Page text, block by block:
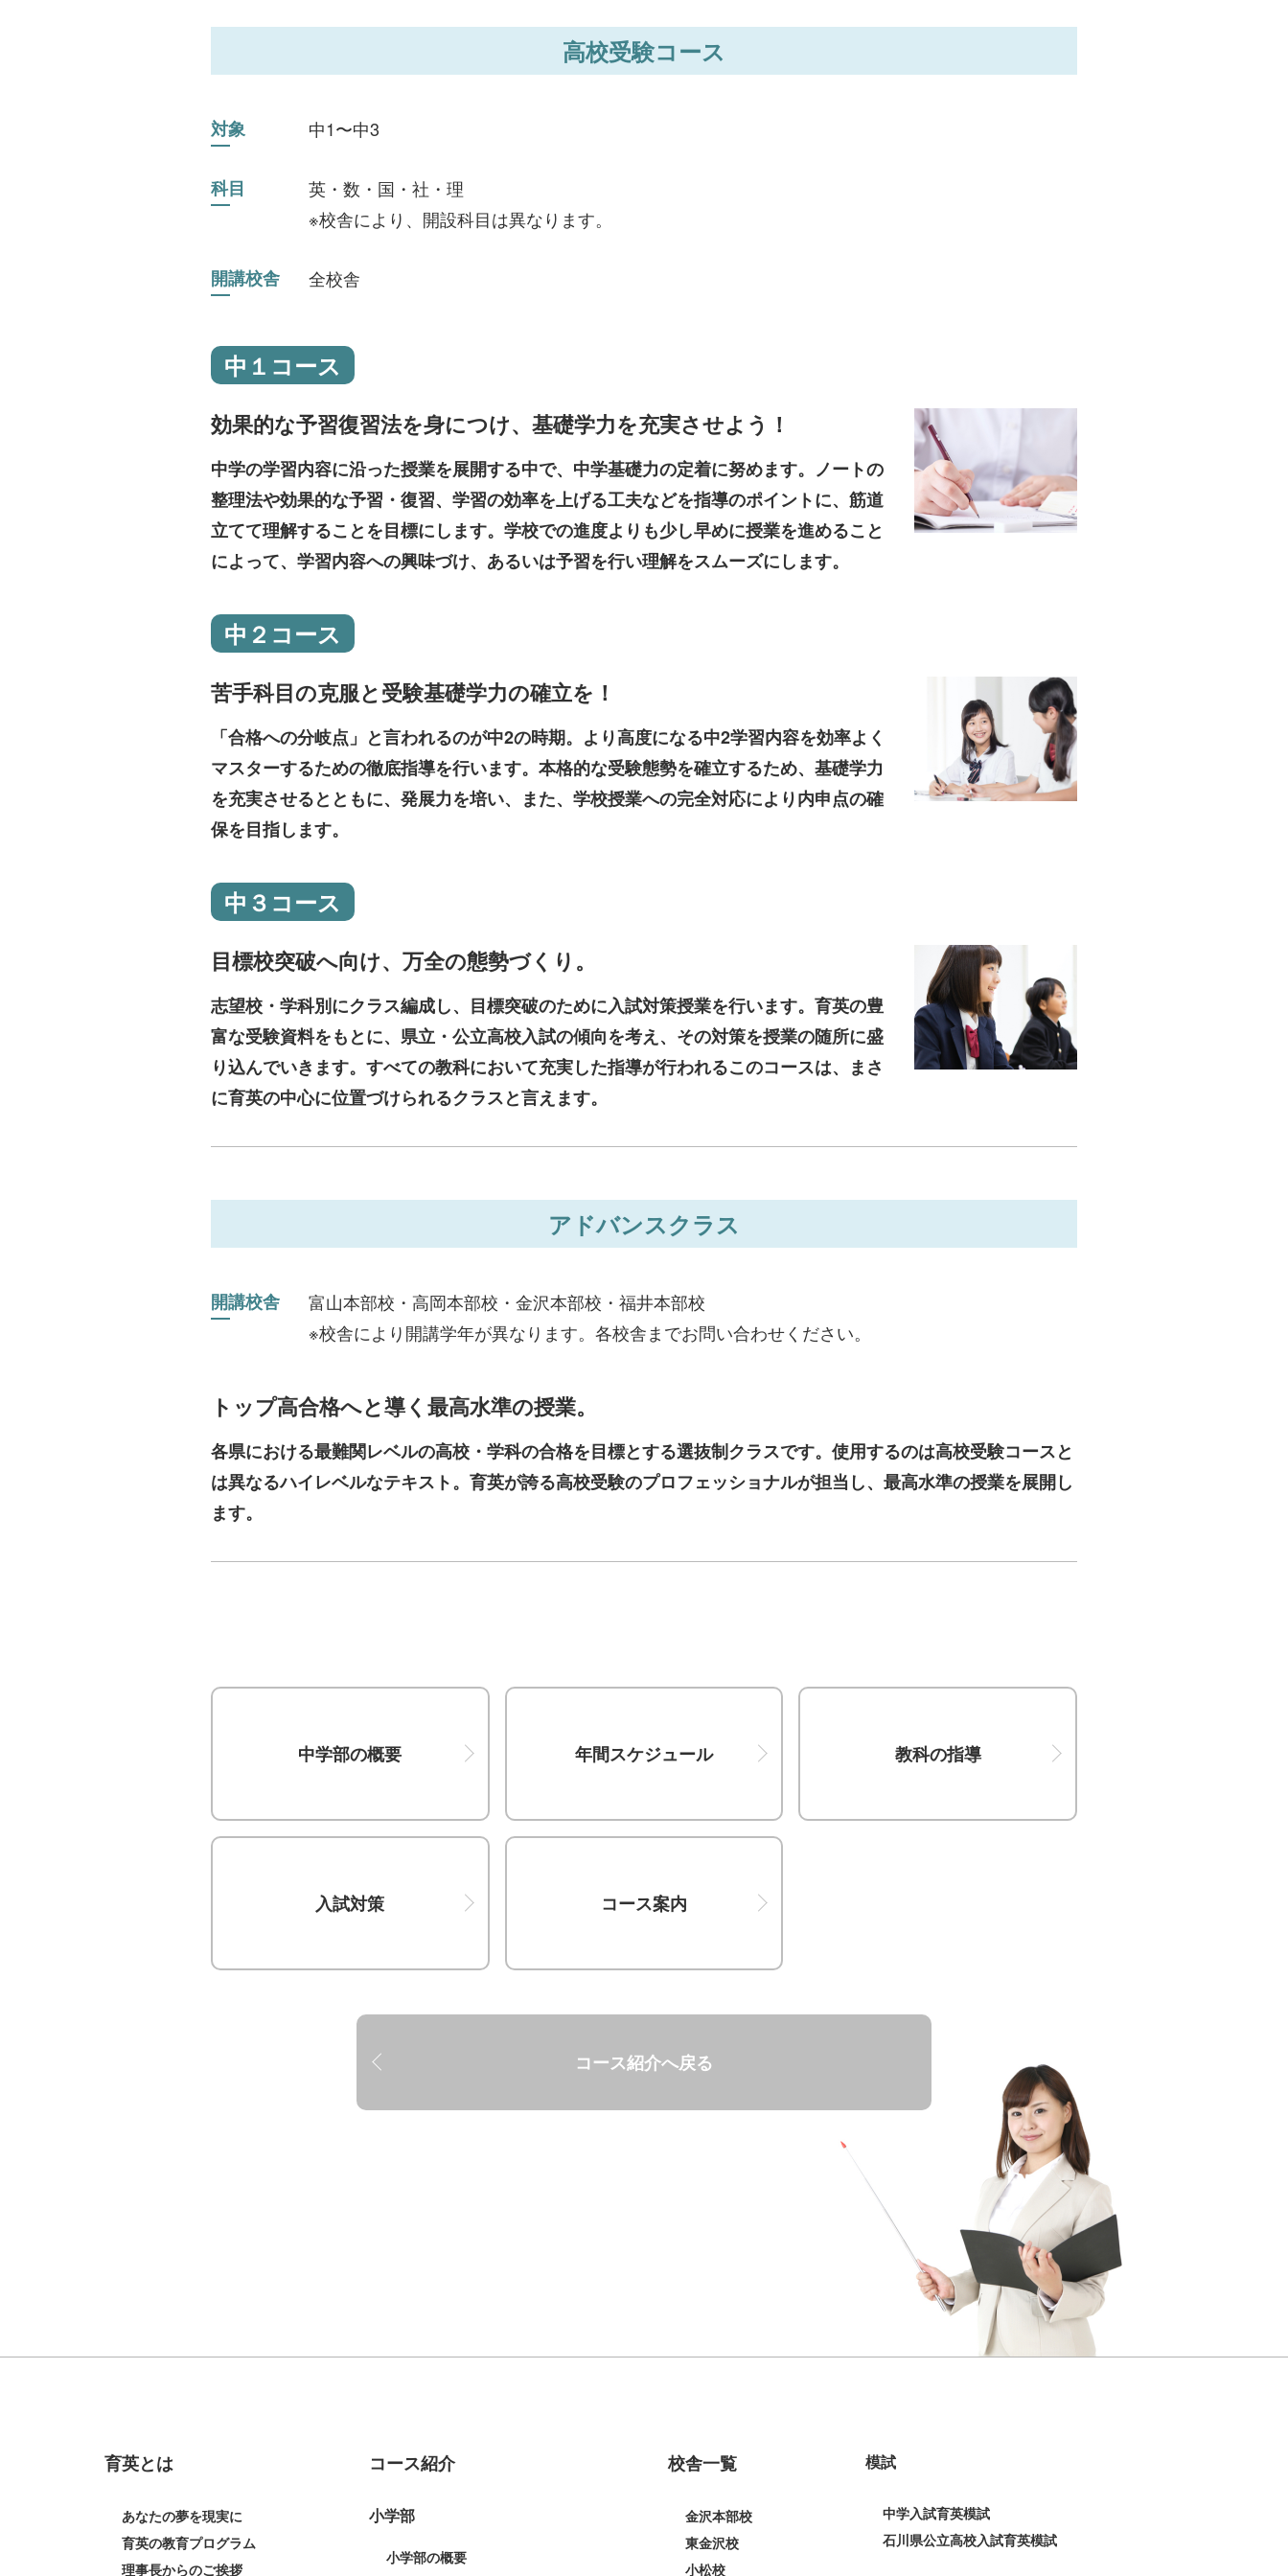
高校受験コース
対象 中1〜中3
科目
英・数・国・社・理
※校舎により、開設科目は異なります。
開講校舎 全校舎
中１コース
効果的な予習復習法を身につけ、 基礎学力を充実させよう！
中学の学習内容に沿った授業を展開する中で、中学基礎力の定着に努めます。ノートの
整理法や効果的な予習・復習、学習の効率を上げる工夫などを指導のポイントに、筋道
立てて理解することを目標にします。学校での進度よりも少し早めに授業を進めること
によって、学習内容への興味づけ、あるいは予習を行い理解をスムーズにします。
中２コース
苦手科目の克服と受験基礎学力の確立を！
「合格への分岐点」と言われるのが中2の時期。より高度になる中2学習内容を効率よく
マスターするための徹底指導を行います。本格的な受験態勢を確立するため、基礎学力
を充実させるとともに、発展力を培い、また、学校授業への完全対応により内申点の確
保を目指します。
中３コース
目標校突破へ向け、 万全の態勢づくり。
志望校・学科別にクラス編成し、目標突破のために入試対策授業を行います。育英の豊
富な受験資料をもとに、県立・公立高校入試の傾向を考え、その対策を授業の随所に盛
り込んでいきます。すべての教科において充実した指導が行われるこのコースは、まさ
に育英の中心に位置づけられるクラスと言えます。
アドバンスクラス
開講校舎
富山本部校・高岡本部校・金沢本部校・福井本部校
※校舎により開講学年が異なります。各校舎までお問い合わせください。
トップ高合格へと導く 最高水準の授業。
各県における最難関レベルの高校・学科の合格を目標とする選抜制クラスです。使用するのは高校受験コースと
は異なるハイレベルなテキスト。育英が誇る高校受験のプロフェッショナルが担当し、最高水準の授業を展開し
ます。
中学部の概要 年間スケジュール 教科の指導
入試対策 コース案内
コース紹介へ戻る
育英とは
あなたの夢を現実に
育英の教育プログラム
理事長からのご挨拶
コース紹介
小学部
小学部の概要
校舎一覧
金沢本部校
東金沢校
小松校
模試
中学入試育英模試
石川県公立高校入試育英模試